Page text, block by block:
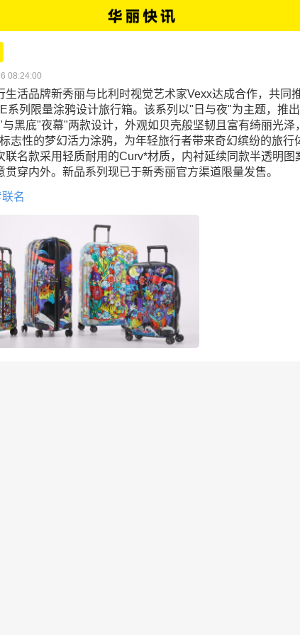
08:24:00
生活品牌新秀丽与比利时视觉艺术家Vexx达成合作，共同
系列限量涂鸦设计旅行箱。该系列以"日与夜"为主题，推
与黑底"夜幕"两款设计，外观如贝壳般坚韧且富有绮丽光泽
志性的梦幻活力涂鸦，为年轻旅行者带来奇幻缤纷的旅行
联名款采用轻质耐用的Curv*材质，内衬延续同款半透明图
贯穿内外。新品系列现已于新秀丽官方渠道限量发售。
联名